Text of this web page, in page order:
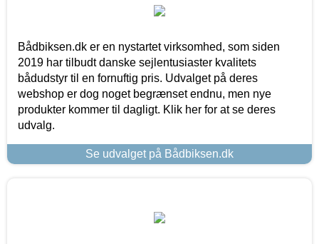
Bådbiksen.dk er en nystartet virksomhed, som siden
2019 har tilbudt danske sejlentusiaster kvalitets
bådudstyr til en fornuftig pris. Udvalget på deres
webshop er dog noget begrænset endnu, men nye
produkter kommer til dagligt. Klik her for at se deres
udvalg.
Se udvalget på Bådbiksen.dk